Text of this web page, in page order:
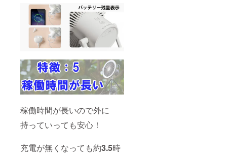
稼働時間が長いので外に
持っていっても安心！
充電が無くなっても約3.5時